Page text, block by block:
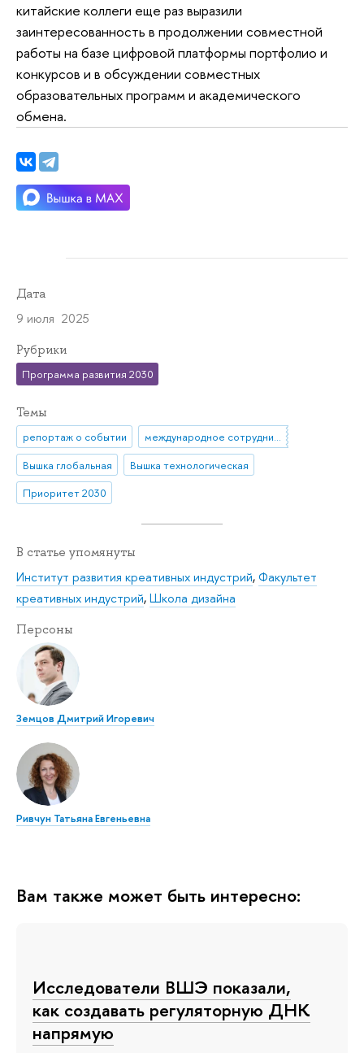
китайские коллеги еще раз выразили
заинтересованность в продолжении совместной
работы на базе цифровой платформы портфолио и
конкурсов и в обсуждении совместных
образовательных программ и академического
обмена.
Дата
9 июля 2025
Рубрики
Программа развития 2030
Темы
репортаж о событии
международное сотрудничество
Вышка глобальная
Вышка технологическая
Приоритет 2030
В статье упомянуты
Институт развития креативных индустрий,Факультет
креативных индустрий,Школа дизайна
Персоны
Земцов Дмитрий Игоревич
Ривчун Татьяна Евгеньевна
Вам также может быть интересно:
Исследователи ВШЭ показали,
как создавать регуляторную ДНК
напрямую